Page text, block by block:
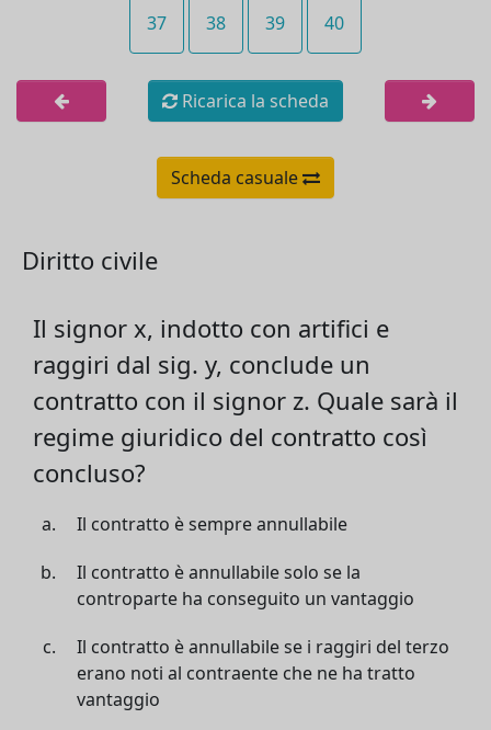
37 38 39 40
Ricarica la scheda
Scheda casuale
Diritto civile
Il signor x, indotto con artifici e
raggiri dal sig. y, conclude un
contratto con il signor z. Quale sarà il
regime giuridico del contratto così
concluso?
Il contratto è sempre annullabile
Il contratto è annullabile solo se la
controparte ha conseguito un vantaggio
Il contratto è annullabile se i raggiri del terzo
erano noti al contraente che ne ha tratto
vantaggio